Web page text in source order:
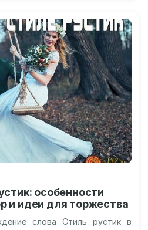
особенности
и идеи для торжества
слова Стиль рустик в